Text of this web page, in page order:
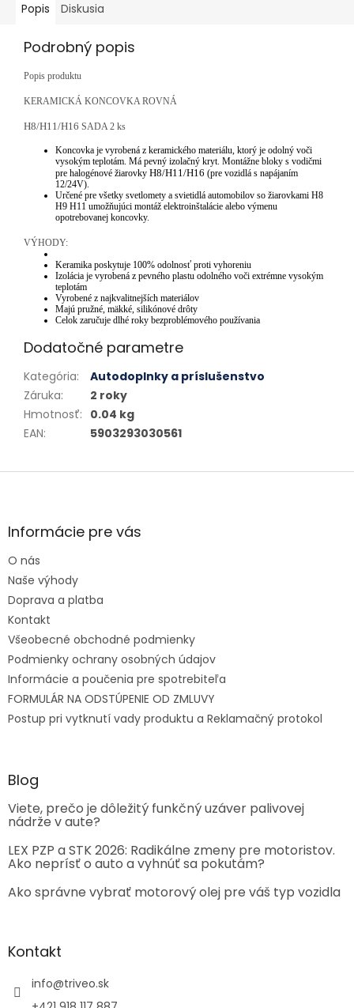
Popis Diskusia
Podrobný popis
Popis produktu
KERAMICKÁ KONCOVKA ROVNÁ
H8/H11/H16 SADA 2 ks
Koncovka je vyrobená z keramického materiálu, ktorý je odolný voči
vysokým teplotám. Má pevný izolačný kryt. Montážne bloky s vodičmi
pre halogénové žiarovky H8/H11/H16 (pre vozidlá s napájaním
12/24V).
Určené pre všetky svetlomety a svietidlá automobilov so žiarovkami H8
H9 H11 umožňujúci montáž elektroinštalácie alebo výmenu
opotrebovanej koncovky.
VÝHODY:
Keramika poskytuje 100% odolnosť proti vyhoreniu
Izolácia je vyrobená z pevného plastu odolného voči extrémne vysokým
teplotám
Vyrobené z najkvalitnejších materiálov
Majú pružné, mäkké, silikónové drôty
Celok zaručuje dlhé roky bezproblémového používania
Dodatočné parametre
Kategória:
Autodoplnky a príslušenstvo
Záruka:
2 roky
Hmotnosť: 0.04 kg
EAN: 5903293030561
Zápätie
Informácie pre vás
O nás
Naše výhody
Doprava a platba
Kontakt
Všeobecné obchodné podmienky
Podmienky ochrany osobných údajov
Informácie a poučenia pre spotrebiteľa
FORMULÁR NA ODSTÚPENIE OD ZMLUVY
Postup pri vytknutí vady produktu a Reklamačný protokol
Blog
Viete, prečo je dôležitý funkčný uzáver palivovej
nádrže v aute?
LEX PZP a STK 2026: Radikálne zmeny pre motoristov.
Ako neprísť o auto a vyhnúť sa pokutám?
Ako správne vybrať motorový olej pre váš typ vozidla
Kontakt
info@triveo.sk